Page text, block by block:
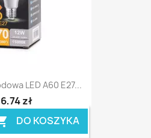
LED A60 E27...
6,74 zł
DO KOSZYKA